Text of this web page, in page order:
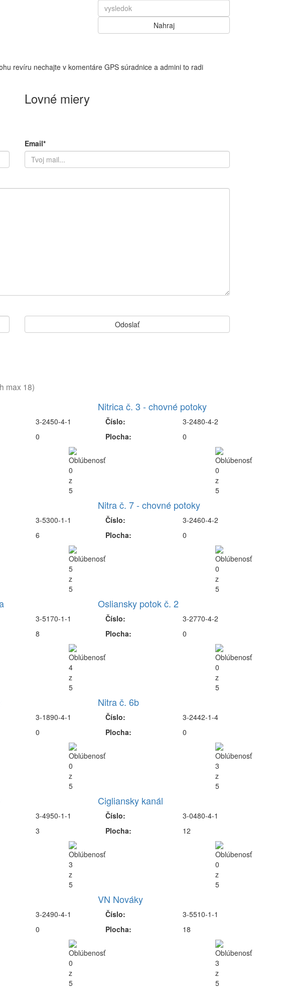
revíru nechajte v komentáre GPS súradnice a admini to radi
Lovné miery
Email*
max 18)
3-2450-4-1
0
Nitrica č. 3 - chovné potoky
Číslo:
Plocha:
3-2480-4-2
0
3-5300-1-1
6
Nitra č. 7 - chovné potoky
Číslo:
Plocha:
3-2460-4-2
0
3-5170-1-1
8
Osliansky potok č. 2
Číslo:
Plocha:
3-2770-4-2
0
3-1890-4-1
0
Nitra č. 6b
Číslo:
Plocha:
3-2442-1-4
0
3-4950-1-1
3
Cigliansky kanál
Číslo:
Plocha:
3-0480-4-1
12
3-2490-4-1
0
VN Nováky
Číslo:
Plocha:
3-5510-1-1
18